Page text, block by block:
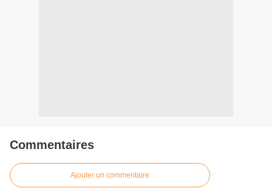
Commentaires
Ajouter un commentaire